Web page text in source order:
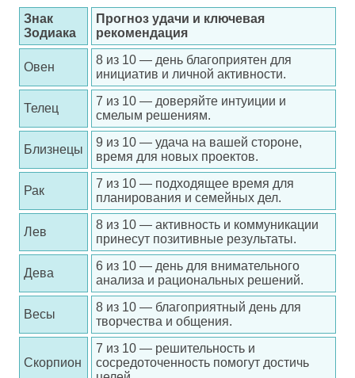
Знак
Зодиака
Прогноз удачи и ключевая
рекомендация
Овен
8 из 10 — день благоприятен для
инициатив и личной активности.
Телец
7 из 10 — доверяйте интуиции и
смелым решениям.
Близнецы
9 из 10 — удача на вашей стороне,
время для новых проектов.
Рак
7 из 10 — подходящее время для
планирования и семейных дел.
Лев
8 из 10 — активность и коммуникации
принесут позитивные результаты.
Дева
6 из 10 — день для внимательного
анализа и рациональных решений.
Весы
8 из 10 — благоприятный день для
творчества и общения.
Скорпион
7 из 10 — решительность и
сосредоточенность помогут достичь